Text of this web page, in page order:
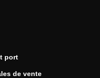
port
de vente